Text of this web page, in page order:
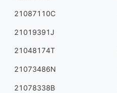
21087110C
21019391J
21048174T
21073486N
21078338B